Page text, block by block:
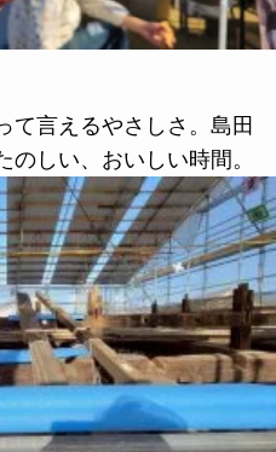
て言えるやさしさ。島田
しい、おいしい時間。